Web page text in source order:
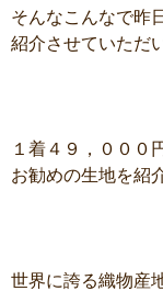
そんなこんなで昨
紹介させていただ
１着４９，０００
お勧めの生地を紹
世界に誇る織物産